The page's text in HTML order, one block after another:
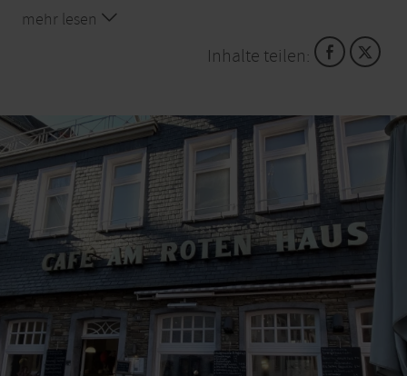
Verweilen und genießen einladen.
Eine kleine kalte und warme Mittagskarte verwöhnt
Gerne veranstalten wir für Sie Familienfeste oder
Ausflugsarangements.
Selbstverständlich können Sie auch in unserer
Hüttengaudi feiern.
Wir wünschen Ihnen in unserem Hause einen
schönen unvergesslichen Aufenthalt.
mehr lesen
Inhalte teilen: